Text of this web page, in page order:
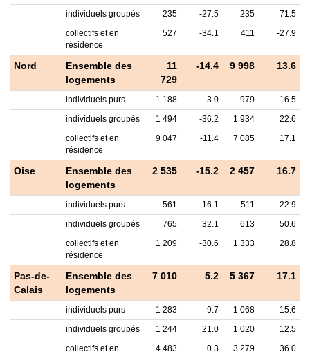
individuels groupés
235 -27.5 235
71.5
collectifs et en
résidence
527 -34.1 411 -27.9
Nord
Ensemble des
logements
11
729
-14.4 9 998 13.6
individuels purs 1 188 3.0 979
-16.5
individuels groupés
1 494 -36.2 1 934
22.6
collectifs et en
résidence
9 047 -11.4 7 085 17.1
Oise
Ensemble des
logements
2 535 -15.2 2 457 16.7
individuels purs 561 -16.1 511
-22.9
individuels groupés
765 32.1 613
50.6
collectifs et en
résidence
1 209 -30.6 1 333 28.8
Pas-de-
Calais
Ensemble des
logements
7 010 5.2 5 367 17.1
individuels purs 1 283 9.7 1 068
-15.6
individuels groupés
1 244 21.0 1 020
12.5
collectifs et en
4 483 0.3 3 279 36.0